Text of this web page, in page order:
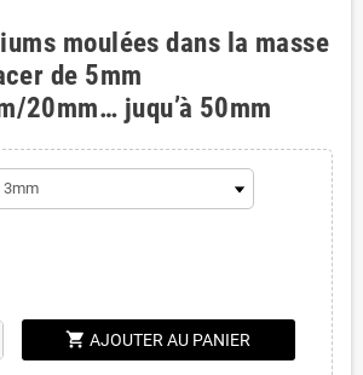
moulées dans la masse
de 5mm
20mm… juqu’à 50mm
shopping_cart AJOUTER AU PANIER